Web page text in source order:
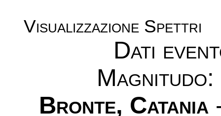
Visualizzazione Spettri
Dati
Magnitudo:
Bronte, Catania